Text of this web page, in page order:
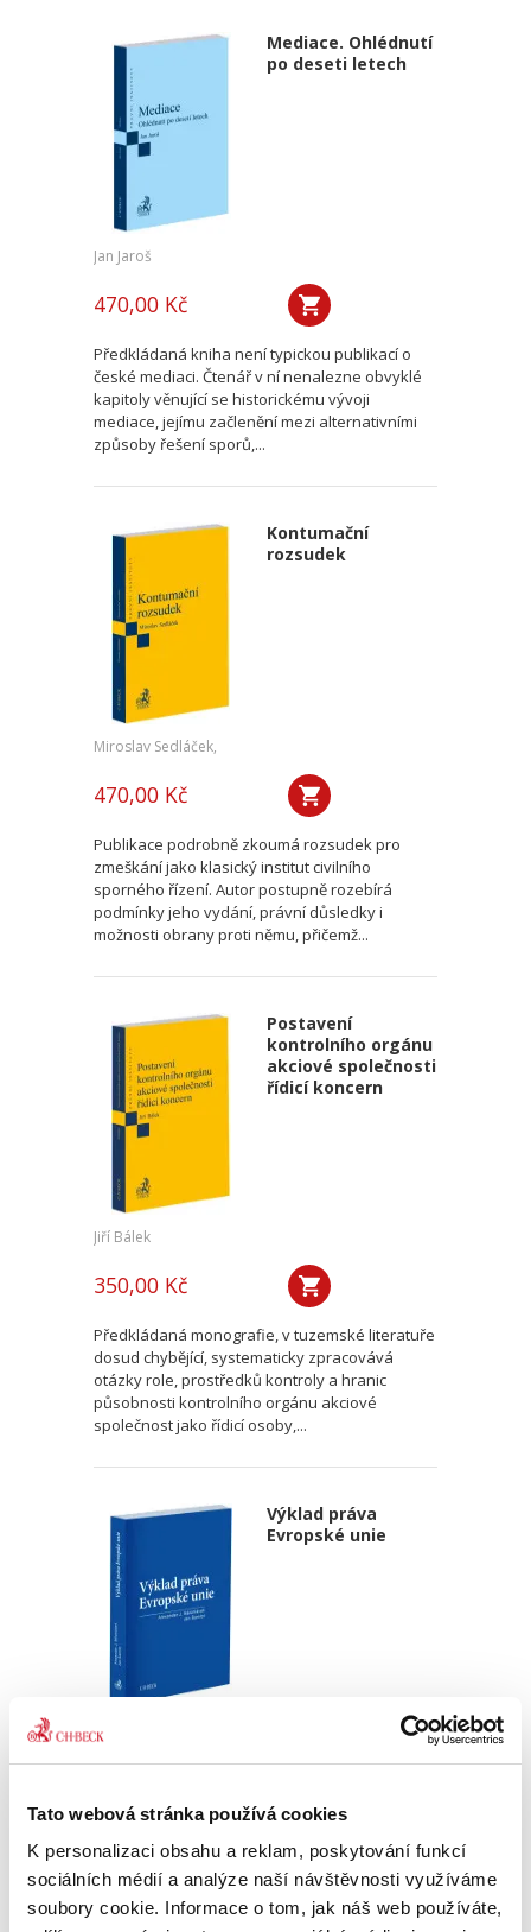
Tato webová stránka používá cookies
K personalizaci obsahu a reklam, poskytování funkcí
sociálních médií a analýze naší návštěvnosti využíváme
soubory cookie. Informace o tom, jak náš web používáte,
Mediace. Ohlédnutí
po deseti letech
Jan Jaroš
470,00 Kč
Předkládaná kniha není typickou publikací o
české mediaci. Čtenář v ní nenalezne obvyklé
kapitoly věnující se historickému vývoji
mediace, jejímu začlenění mezi alternativními
způsoby řešení sporů,...
Kontumační
rozsudek
Miroslav Sedláček,
470,00 Kč
Publikace podrobně zkoumá rozsudek pro
zmeškání jako klasický institut civilního
sporného řízení. Autor postupně rozebírá
podmínky jeho vydání, právní důsledky i
možnosti obrany proti němu, přičemž...
Postavení
kontrolního orgánu
akciové společnosti
řídicí koncern
Jiří Bálek
350,00 Kč
Předkládaná monografie, v tuzemské literatuře
dosud chybějící, systematicky zpracovává
otázky role, prostředků kontroly a hranic
působnosti kontrolního orgánu akciové
společnost jako řídicí osoby,...
Výklad práva
Evropské unie
Alexander J. Bělohlávek
Právo Evropské unie v dnešní době významně
ovlivňuje bezmála všechna odvětví českého
právního řádu. Základem pro správný výklad
práva EU a porozumění korelaci mezi českým
právním řádem a právem EU...